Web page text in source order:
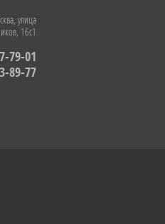
улица
16с1
79-01
89-77